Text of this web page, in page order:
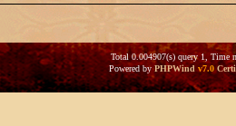
Total 0.004907(s) query 1, Time
Powered byPHPWind v7.0